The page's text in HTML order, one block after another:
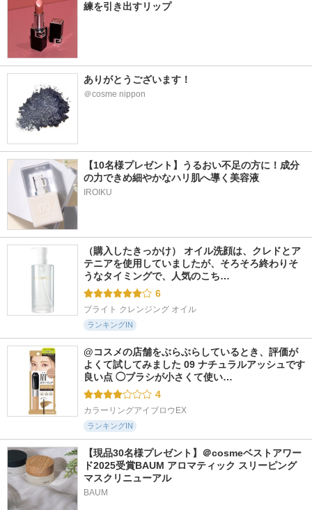
練を引き出すリップ
ありがとうございます！
＠cosme nippon
【10名様プレゼント】うるおい不足の方に！成分
の力できめ細やかなハリ肌へ導く美容液
IROIKU
（購入したきっかけ） オイル洗顔は、クレドとア
テニアを使用していましたが、そろそろ終わりそ
うなタイミングで、人気のこち…
6
ブライト クレンジング オイル
ランキングIN
@コスメの店舗をぶらぶらしているとき、評価が
よくて試してみました 09 ナチュラルアッシュです
良い点 ◯ブラシが小さくて使い…
4
カラーリングアイブロウEX
ランキングIN
【現品30名様プレゼント】＠cosmeベストアワー
ド2025受賞BAUM アロマティック スリーピング
マスクリニューアル
BAUM